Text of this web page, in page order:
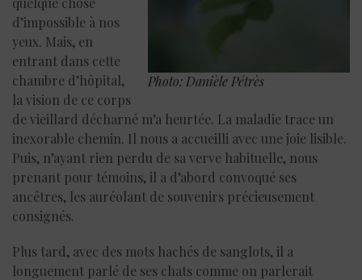
Photo: Danièle Pétrès
d’impossible à nos
yeux. Mais, en
entrant dans cette
chambre d’hôpital,
la vision de ce corps
de vieillard décharné m’a heurtée. La maladie trace un
inexorable chemin. Il nous a accueilli avec une joie lisible.
Puis, n’ayant rien perdu de sa verve habituelle, nous
prenant pour témoins, il a d’abord convoqué ses
ancêtres, les auréolant de souvenirs précieusement
consignés.
Plus tard, avec des mots hachés de sanglots, il a
longuement parlé de ses chats comme on parlerait